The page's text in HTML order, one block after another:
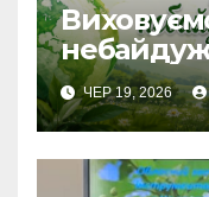
ЧЕР 19, 2026